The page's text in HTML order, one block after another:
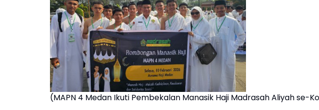
(MAPN 4 Medan Ikuti Pembekalan Manasik Haji Madrasah Aliyah se-